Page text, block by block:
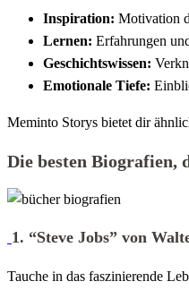
Inspiration: Motivation
Lernen: Erfahrungen
Geschichtswissen:
Emotionale Tiefe:
Meminto Storys bietet dir
Die besten Biografien,
1. “Steve Jobs” von
Tauche in das faszinierende